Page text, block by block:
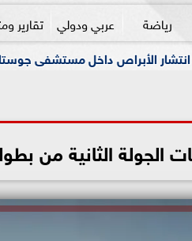
رياضة عربي ودولي تقارير
مستشفى جوستاف روسي يثير غضب
الجولة الثانية من